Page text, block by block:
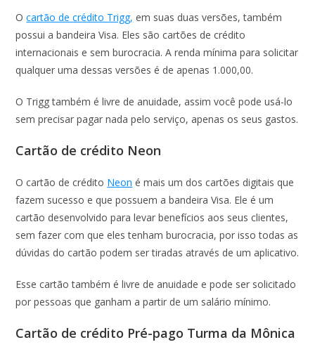
Ocartão de crédito Trigg, em suas duas versões, também
possui a bandeira Visa. Eles são cartões de crédito
internacionais e sem burocracia. A renda mínima para solicitar
qualquer uma dessas versões é de apenas 1.000,00.
O Trigg também é livre de anuidade, assim você pode usá-lo
sem precisar pagar nada pelo serviço, apenas os seus gastos.
Cartão de crédito Neon
O cartão de crédito Neon é mais um dos cartões digitais que
fazem sucesso e que possuem a bandeira Visa. Ele é um
cartão desenvolvido para levar benefícios aos seus clientes,
sem fazer com que eles tenham burocracia, por isso todas as
dúvidas do cartão podem ser tiradas através de um aplicativo.
Esse cartão também é livre de anuidade e pode ser solicitado
por pessoas que ganham a partir de um salário mínimo.
Cartão de crédito Pré-pago Turma da Mônica